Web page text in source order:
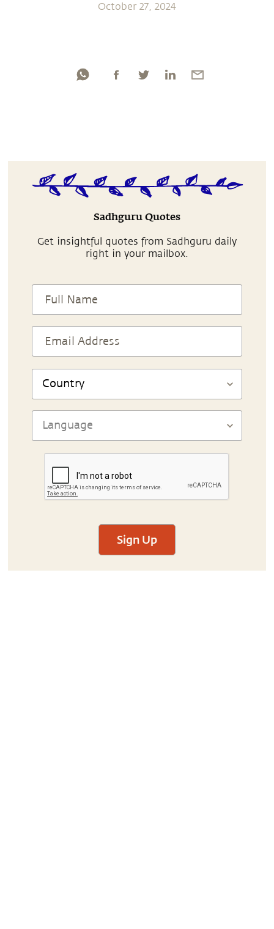
October 27, 2024
Sadhguru Quotes
Get insightful quotes from Sadhguru daily
right in your mailbox.
Sign Up